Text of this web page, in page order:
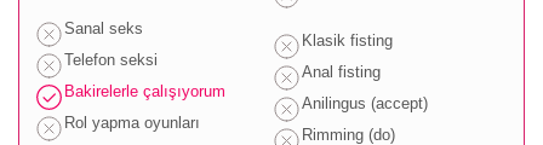
Sanal seks
Telefon seksi
Bakirelerle çalışıyorum
Rol yapma oyunları
Klasik fisting
Anal fisting
Anilingus (accept)
Rimming (do)